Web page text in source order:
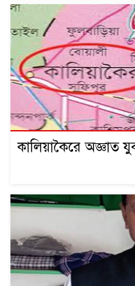
কালিয়াকৈরে অজ্ঞাত